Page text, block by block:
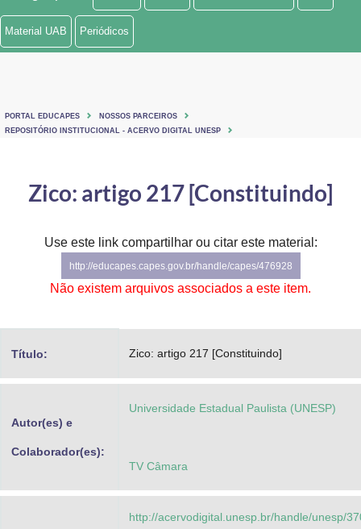
Ministério de Minas e Energia
Ministério do Turismo
Controladoria-Geral da União
Advocacia-Geral da União
Planalto
Material UAB Periódicos
PORTAL EDUCAPES
NOSSOS PARCEIROS
REPOSITÓRIO INSTITUCIONAL - ACERVO DIGITAL UNESP
Zico: artigo 217 [Constituindo]
Use este link compartilhar ou citar este material:
http://educapes.capes.gov.br/handle/capes/476928
Não existem arquivos associados a este item.
Título: Zico: artigo 217 [Constituindo]
Autor(es) e
Colaborador(es):
Universidade Estadual Paulista (UNESP)
TV Câmara
http://acervodigital.unesp.br/handle/unesp/